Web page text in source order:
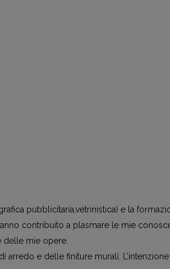
pubblicitaria,vetrinistica) e la
contribuito a plasmare le mie
delle mie opere.
arredo e delle finiture murali.